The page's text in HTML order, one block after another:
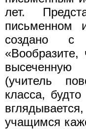
лет.
письменном
создано с
(учитель
класса,
учащимся